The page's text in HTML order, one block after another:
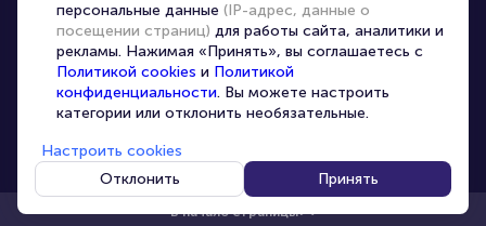
Главная | Париж | Ru
© 2020 - 2026 TicketOffice.ae Все права защищены
В начало страницы
персональные данные (IP-адрес, данные о
посещении страниц) для работы сайта, аналитики и
рекламы. Нажимая «Принять», вы соглашаетесь с
Политикой cookies и Политикой
конфиденциальности. Вы можете настроить
категории или отклонить необязательные.
Настроить cookies
Отклонить
Принять